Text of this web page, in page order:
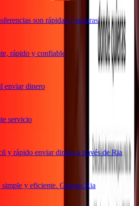
son rápidas y seguras
rápido y confiable
dinero
servicio
rápido enviar dinero a través de Ria
y eficiente. Gracias Ria